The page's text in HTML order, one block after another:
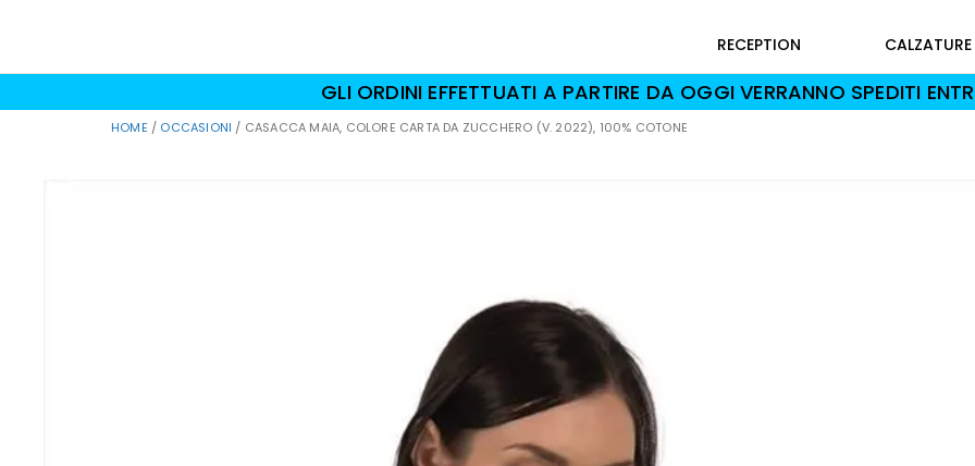
RECEPTION CALZATURE
GLI ORDINI EFFETTUATI A PARTIRE DA OGGI VERRANNO SPEDITI
HOME / OCCASIONI / CASACCA MAIA, COLORE CARTA DA ZUCCHERO (V. 2022), 100% COTONE